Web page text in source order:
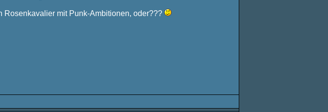
Rosenkavalier mit Punk-Ambitionen, oder???